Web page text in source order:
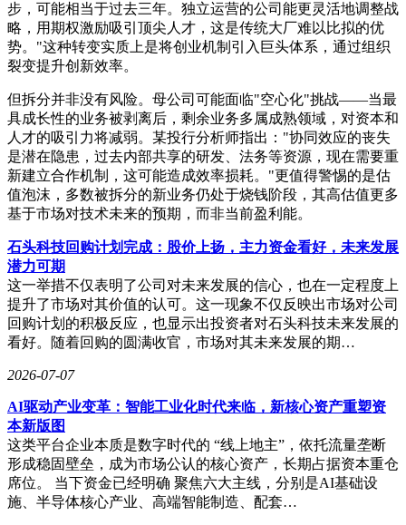
步，可能相当于过去三年。独立运营的公司能更灵活地调整战
略，用期权激励吸引顶尖人才，这是传统大厂难以比拟的优
势。"这种转变实质上是将创业机制引入巨头体系，通过组织
裂变提升创新效率。
但拆分并非没有风险。母公司可能面临"空心化"挑战——当最
具成长性的业务被剥离后，剩余业务多属成熟领域，对资本和
人才的吸引力将减弱。某投行分析师指出："协同效应的丧失
是潜在隐患，过去内部共享的研发、法务等资源，现在需要重
新建立合作机制，这可能造成效率损耗。"更值得警惕的是估
值泡沫，多数被拆分的新业务仍处于烧钱阶段，其高估值更多
基于市场对技术未来的预期，而非当前盈利能。
石头科技回购计划完成：股价上扬，主力资金看好，未来发展
潜力可期
这一举措不仅表明了公司对未来发展的信心，也在一定程度上
提升了市场对其价值的认可。这一现象不仅反映出市场对公司
回购计划的积极反应，也显示出投资者对石头科技未来发展的
看好。随着回购的圆满收官，市场对其未来发展的期…
2026-07-07
AI驱动产业变革：智能工业化时代来临，新核心资产重塑资
本新版图
这类平台企业本质是数字时代的 “线上地主”，依托流量垄断
形成稳固壁垒，成为市场公认的核心资产，长期占据资本重仓
席位。 当下资金已经明确 聚焦六大主线，分别是AI基础设
施、半导体核心产业、高端智能制造、配套…